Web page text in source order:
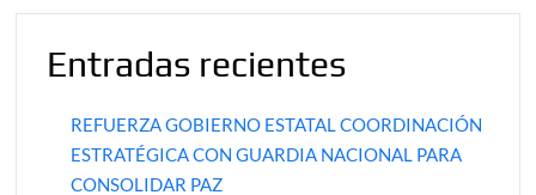
Entradas recientes
REFUERZA GOBIERNO ESTATAL COORDINACIÓN
ESTRATÉGICA CON GUARDIA NACIONAL PARA
CONSOLIDAR PAZ